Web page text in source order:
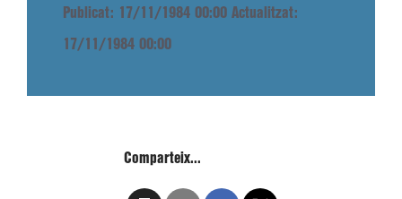
Publicat: 17/11/1984 00:00 Actualitzat:
17/11/1984 00:00
Comparteix...